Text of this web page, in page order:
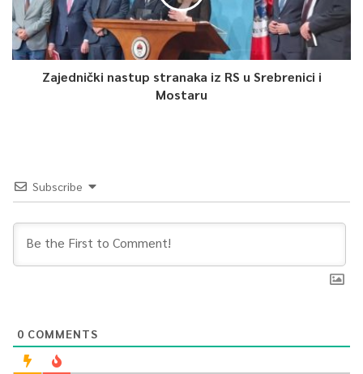
Zajednički nastup stranaka iz RS u Srebrenici i
Mostaru
Subscribe
0 COMMENTS